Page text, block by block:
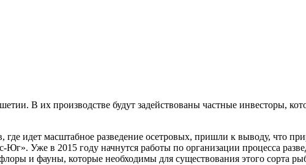
В их производстве будут задействованы частные инвесторы,
идет масштабное разведение осетровых, пришли к выводу, что
Уже в 2015 году начнутся работы по организации процесса
и фауны, которые необходимы для существования этого сорта